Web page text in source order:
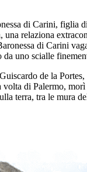
di Carini, figlia
relaziona
di Carini
uno scialle
de la
di Palermo,
terra, tra le mura